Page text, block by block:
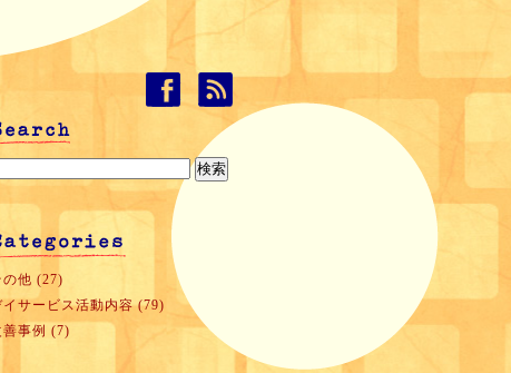
の他 (27)
イサービス活動内容 (79)
善事例 (7)